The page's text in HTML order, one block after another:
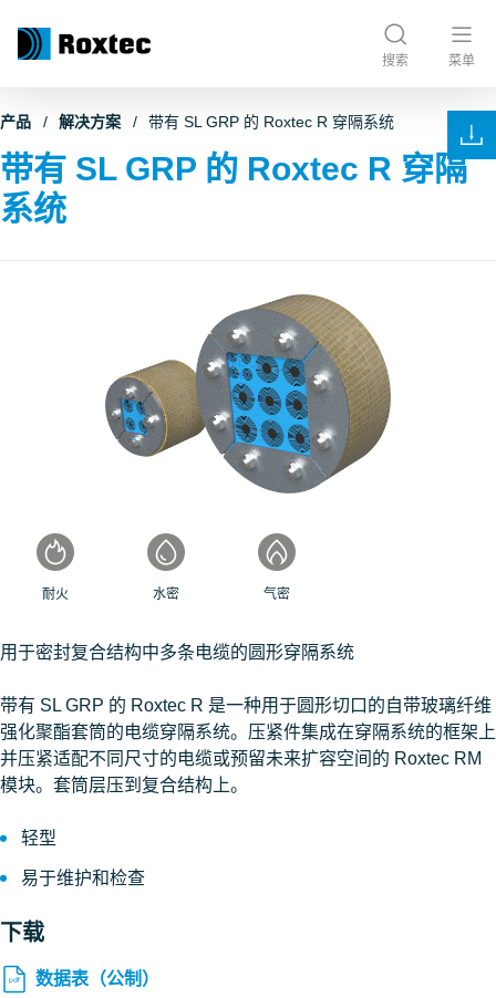
搜索 菜单
产品 解决方案 带有 SL GRP 的 Roxtec R 穿隔系统
带有 SL GRP 的 Roxtec R 穿隔
系统
用于密封复合结构中多条电缆的圆形穿隔系统
带有 SL GRP 的 Roxtec R 是一种用于圆形切口的自带玻璃纤维
强化聚酯套筒的电缆穿隔系统。压紧件集成在穿隔系统的框架上
并压紧适配不同尺寸的电缆或预留未来扩容空间的 Roxtec RM
模块。套筒层压到复合结构上。
轻型
易于维护和检查
下载
数据表（公制）
耐火 水密 气密